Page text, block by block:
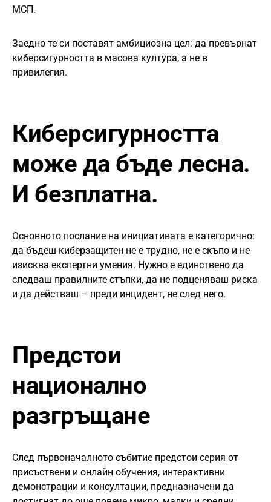
МСП.
Заедно те си поставят амбициозна цел: да превърнат
киберсигурността в масова култура, а не в
привилегия.
Киберсигурността
може да бъде лесна.
И безплатна.
Основното послание на инициативата е категорично:
да бъдеш киберзащитен не е трудно, не е скъпо и не
изисква експертни умения. Нужно е единствено да
следваш правилните стъпки, да не подценяваш риска
и да действаш – преди инцидент, не след него.
Предстои
национално
разгръщане
След първоначалното събитие предстои серия от
присъствени и онлайн обучения, интерактивни
демонстрации и консултации, предназначени да